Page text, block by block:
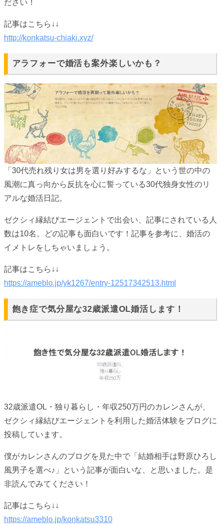
ださい！
記事はこちら↓↓
http://konkatsu-chiaki.xyz/
アラフォーで婚活も案外楽しいかも？
「30代売れ残り女は男を選り好みするな」という世の中の
風潮に真っ向から反抗を心に誓っている30代独身女性のリ
アルな婚活日記。
ゼクシィ縁結びエージェントで出会い、記事にされている人
数は10名。どの記事も面白いです！記事を参考に、婚活の
イメトレをしちゃいましょう。
記事はこちら↓↓
https://ameblo.jp/yk1267/entry-12517342513.html
飽き症で気分屋な32歳派遣OL婚活します！
32歳派遣OL・独り暮らし・年収250万円のカレンさんが、
ゼクシィ縁結びエージェントを利用した婚活体験をブログに
投稿しています。
僕がカレンさんのブログを見た中で「結婚相手は野原ひろし
風男子を選べ♪」という記事が面白いな、と思いました。是
非読んでみてください！
記事はこちら↓↓
https://ameblo.jp/konkatsu3310